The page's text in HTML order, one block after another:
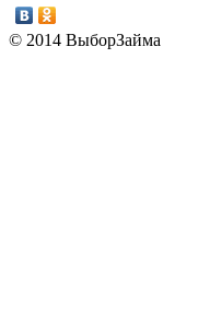
© 2014 ВыборЗайма